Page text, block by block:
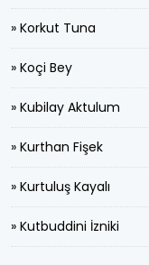
» Korkut Tuna
» Koçi Bey
» Kubilay Aktulum
» Kurthan Fişek
» Kurtuluş Kayalı
» Kutbuddini İzniki